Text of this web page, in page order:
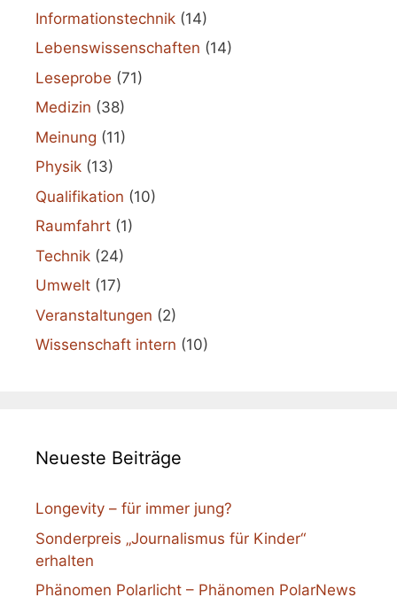
Informationstechnik (14)
Lebenswissenschaften (14)
Leseprobe (71)
Medizin (38)
Meinung (11)
Physik (13)
Qualifikation (10)
Raumfahrt (1)
Technik (24)
Umwelt (17)
Veranstaltungen (2)
Wissenschaft intern (10)
Neueste Beiträge
Longevity – für immer jung?
Sonderpreis „Journalismus für Kinder“
erhalten
Phänomen Polarlicht – Phänomen PolarNews